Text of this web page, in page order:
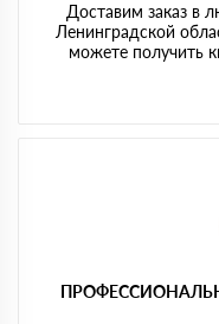
Доставим заказ в
Ленинградской
можете получить